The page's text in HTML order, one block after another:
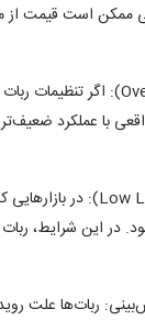
ممکن است قیمت از
): اگر تنظیمات
واقعی با عملکرد
Low
): در
این شرایط، ربات
ربات‌ها علت